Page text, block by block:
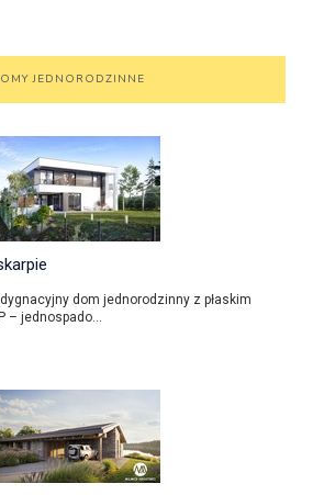
JEDNORODZINNE
dom jednorodzinny z płaskim
– jednospado...